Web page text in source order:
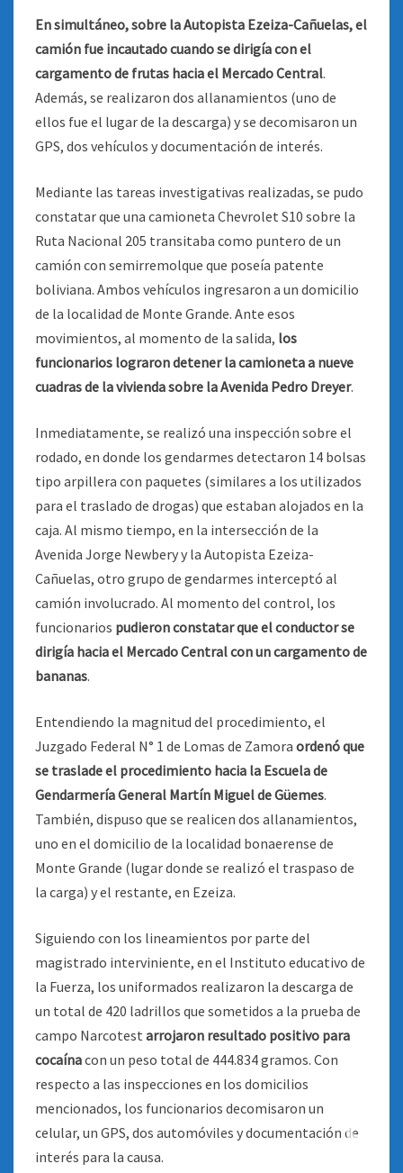
En simultáneo, sobre la Autopista Ezeiza-Cañuelas, el
camión fue incautado cuando se dirigía con el
cargamento de frutas hacia el Mercado Central.
Además, se realizaron dos allanamientos (uno de
ellos fue el lugar de la descarga) y se decomisaron un
GPS, dos vehículos y documentación de interés.
Mediante las tareas investigativas realizadas, se pudo
constatar que una camioneta Chevrolet S10 sobre la
Ruta Nacional 205 transitaba como puntero de un
camión con semirremolque que poseía patente
boliviana. Ambos vehículos ingresaron a un domicilio
de la localidad de Monte Grande. Ante esos
movimientos, al momento de la salida, los
funcionarios lograron detener la camioneta a nueve
cuadras de la vivienda sobre la Avenida Pedro Dreyer.
Inmediatamente, se realizó una inspección sobre el
rodado, en donde los gendarmes detectaron 14 bolsas
tipo arpillera con paquetes (similares a los utilizados
para el traslado de drogas) que estaban alojados en la
caja. Al mismo tiempo, en la intersección de la
Avenida Jorge Newbery y la Autopista Ezeiza-
Cañuelas, otro grupo de gendarmes interceptó al
camión involucrado. Al momento del control, los
funcionarios pudieron constatar que el conductor se
dirigía hacia el Mercado Central con un cargamento de
bananas.
Entendiendo la magnitud del procedimiento, el
Juzgado Federal N° 1 de Lomas de Zamora ordenó que
se traslade el procedimiento hacia la Escuela de
Gendarmería General Martín Miguel de Güemes.
También, dispuso que se realicen dos allanamientos,
uno en el domicilio de la localidad bonaerense de
Monte Grande (lugar donde se realizó el traspaso de
la carga) y el restante, en Ezeiza.
Siguiendo con los lineamientos por parte del
magistrado interviniente, en el Instituto educativo de
la Fuerza, los uniformados realizaron la descarga de
un total de 420 ladrillos que sometidos a la prueba de
campo Narcotest arrojaron resultado positivo para
cocaínacon un peso total de 444.834 gramos. Con
respecto a las inspecciones en los domicilios
mencionados, los funcionarios decomisaron un
celular, un GPS, dos automóviles y documentación de
interés para la causa.